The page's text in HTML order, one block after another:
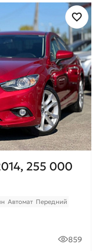
255 000
Автомат Передний
859